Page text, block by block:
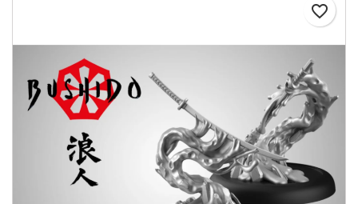
favorite_border